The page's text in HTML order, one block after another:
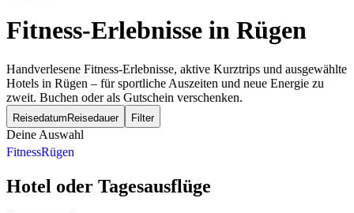
Fitness-Erlebnisse in Rügen
Handverlesene Fitness-Erlebnisse, aktive Kurztrips und ausgewählte
Hotels in Rügen – für sportliche Auszeiten und neue Energie zu
zweit. Buchen oder als Gutschein verschenken.
Reisedatum Reisedauer Filter
Deine Auswahl
FitnessRügen
Hotel oder Tagesausflüge